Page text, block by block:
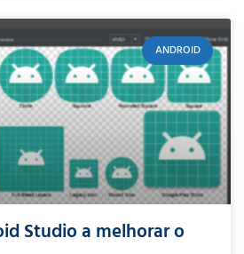
ANDROID
Studio a melhorar o